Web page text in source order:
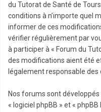
du Tutorat de Santé de
conditions à n’importe quel
informer de ces
vérifier régulièrement par
à participer à « Forum du
des modifications aient été
légalement responsable
Nos forums sont
« logiciel phpBB » et «